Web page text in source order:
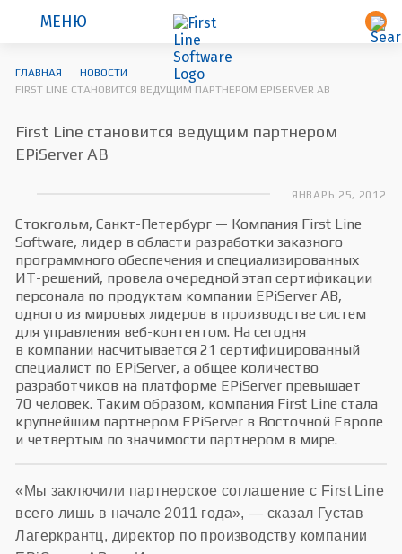
МЕНЮ
ГЛАВНАЯ
НОВОСТИ
FIRST LINE СТАНОВИТСЯ ВЕДУЩИМ ПАРТНЕРОМ EPISERVER AB
First Line становится ведущим партнером
EPiServer AB
ЯНВАРЬ 25, 2012
Стокгольм, Санкт-Петербург — Компания First Line
Software, лидер в области разработки заказного
программного обеспечения и специализированных
ИТ-решений, провела очередной этап сертификации
персонала по продуктам компании EPiServer AB,
одного из мировых лидеров в производстве систем
для управления веб-контентом. На сегодня
в компании насчитывается 21 сертифицированный
специалист по EPiServer, а общее количество
разработчиков на платформе EPiServer превышает
70 человек. Таким образом, компания First Line стала
крупнейшим партнером EPiServer в Восточной Европе
и четвертым по значимости партнером в мире.
«Мы заключили партнерское соглашение с First Line
всего лишь в начале 2011 года», — сказал Густав
Лагеркрантц, директор по производству компании